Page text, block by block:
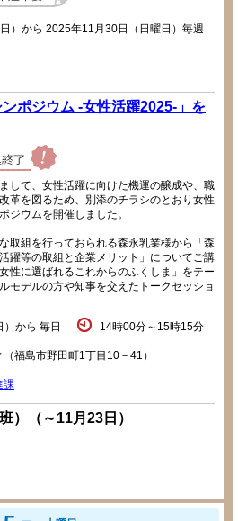
）から 2025年11月30日（日曜日）毎週
ンポジウム -女性活躍2025-」を
して、女性活躍に向けた機運の醸成や、職
革を図るため、別添のチラシのとおり女性
ジウムを開催しました。
取組を行っておられる森永乳業様から「森
躍等の取組と企業メリット」についてご講
性に選ばれるこれからのふくしま」をテー
モデルの方や知事を交えたトークセッショ
から 毎日 14時00分～15時15分
福島市野田町1丁目10－41）
課
）（～11月23日）